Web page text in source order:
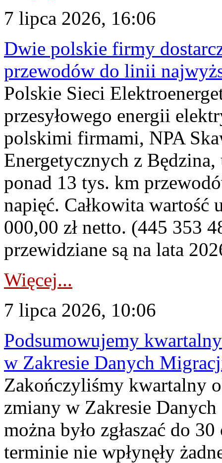
7 lipca 2026, 16:06
Dwie polskie firmy
przewodów do linii
Polskie Sieci
przesyłowego energii
polskimi firmami, NPA
Energetycznych z
ponad 13 tys. km
napięć. Całkowita
000,00 zł netto. (445 353
przewidziane są na lata
Więcej...
7 lipca 2026, 10:06
Podsumowujemy
w Zakresie Danych
Zakończyliśmy kwartalny
zmiany w Zakresie
można było zgłaszać do
terminie nie wpłynęły